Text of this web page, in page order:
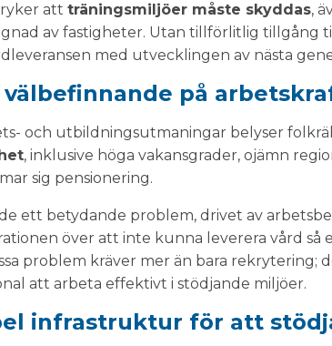
att träningsmiljöer måste skyddas,
av fastigheter. Utan tillförlitlig tillgång
med utvecklingen av nästa
på
och utbildningsutmaningar belyser
, inklusive höga vakansgrader, ojämn
sig pensionering.
ett betydande problem, drivet av
över att inte kunna leverera vård så
problem kräver mer än bara rekrytering;
att arbeta effektivt i stödjande miljöer.
infrastruktur för att